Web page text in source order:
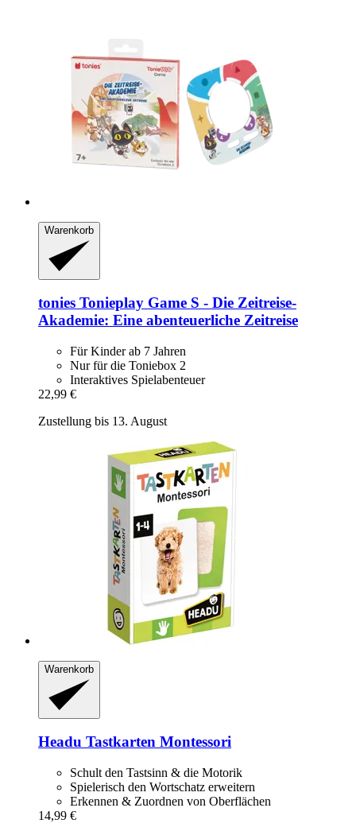
Warenkorb
tonies Tonieplay Game S -​ Die Zeitreise-​
Akademie: Eine abenteuerliche Zeitreise
Für Kinder ab 7 Jahren
Nur für die Toniebox 2
Interaktives Spielabenteuer
22,99 €
Zustellung bis 13. August
Warenkorb
Headu Tastkarten Montessori
Schult den Tastsinn & die Motorik
Spielerisch den Wortschatz erweitern
Erkennen & Zuordnen von Oberflächen
14,99 €